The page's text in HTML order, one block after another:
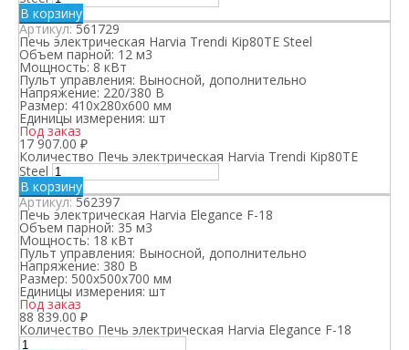
В корзину
Артикул:561729
Печь электрическая Harvia Trendi Kip80TE Steel
Объем парной: 12 м3
Мощность: 8 кВт
Пульт управления: Выносной, дополнительно
Напряжение: 220/380 В
Размер: 410x280x600 мм
Единицы измерения: шт
Под заказ
17 907.00 ₽
Количество Печь электрическая Harvia Trendi Kip80TE
Steel
В корзину
Артикул:562397
Печь электрическая Harvia Elegance F-18
Объем парной: 35 м3
Мощность: 18 кВт
Пульт управления: Выносной, дополнительно
Напряжение: 380 В
Размер: 500x500x700 мм
Единицы измерения: шт
Под заказ
88 839.00 ₽
Количество Печь электрическая Harvia Elegance F-18